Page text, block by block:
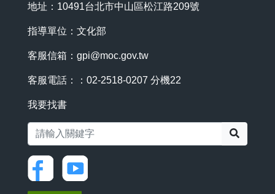
地址：10491台北市中山區松江路209號
指導單位：文化部
客服信箱： gpi@moc.gov.tw
客服電話：：02-2518-0207 分機22
我要找書